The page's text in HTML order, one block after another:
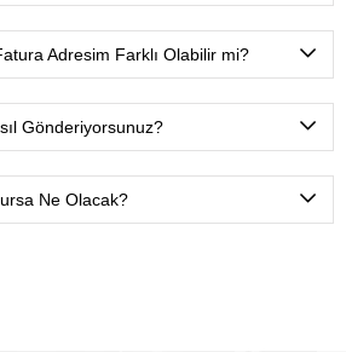
Adresim Farklı Olabilir mi?
olacaktır.
Gönderiyorsunuz?
olacak şekilde sigortalı olarak
Ne Olacak?